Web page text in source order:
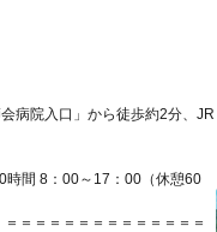
病院入口」から徒歩約2分、JR
時間 8：00～17：00（休憩60
＝＝＝＝＝＝＝＝＝＝＝＝＝